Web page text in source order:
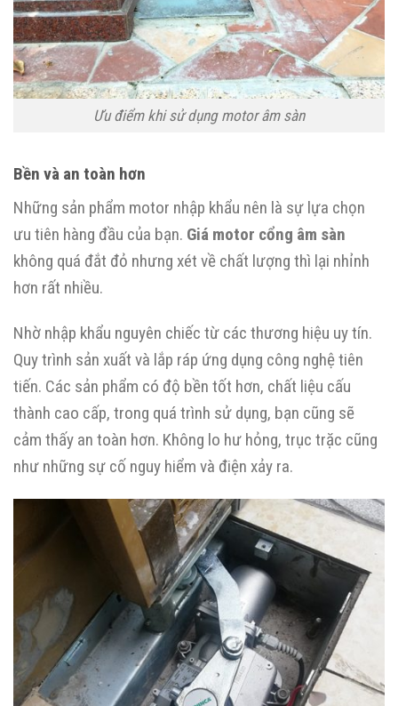
Ưu điểm khi sử dụng motor âm sàn
Bền và an toàn hơn
Những sản phẩm motor nhập khẩu nên là sự lựa chọn
ưu tiên hàng đầu của bạn. Giá motor cổng âm sàn
không quá đắt đỏ nhưng xét về chất lượng thì lại nhỉnh
hơn rất nhiều.
Nhờ nhập khẩu nguyên chiếc từ các thương hiệu uy tín.
Quy trình sản xuất và lắp ráp ứng dụng công nghệ tiên
tiến. Các sản phẩm có độ bền tốt hơn, chất liệu cấu
thành cao cấp, trong quá trình sử dụng, bạn cũng sẽ
cảm thấy an toàn hơn. Không lo hư hỏng, trục trặc cũng
như những sự cố nguy hiểm và điện xảy ra.